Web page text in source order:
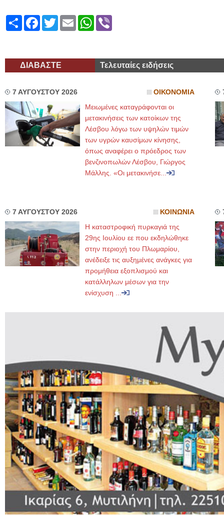
ShareFacebook
TwitterEmailWhatsApp
ΔΙΑΒΑΣΤΕ Τελευταίες ειδήσεις
7 ΑΥΓΟΥΣΤΟΥ 2026 ΟΙΚΟΝΟΜΙΑ
Μειωμένες καταγράφονται οι
μετακινήσεις των κατοίκων της
Λέσβου λόγω των υψηλών τιμών
των υγρών καυσίμων κίνησης,
όπως αναφέρει ο πρόεδρος των
βενζινοπωλών Λέσβου, Γιώργος
Μάλλης. «Οι μετακινήσε...
7 ΑΥΓΟΥΣΤΟΥ 2026 ΚΟΙΝΩΝΙΑ
Η καταστροφική πυρκαγιά της
29ης Ιουλίου εε που εκδηλώθηκε
στην περιοχή του Πλωμαρίου,
ανέδειξε τις αυξημένες ανάγκες για
προμήθεια εξοπλισμού και
κατάλληλων μέσων για την
ενίσχυση ...